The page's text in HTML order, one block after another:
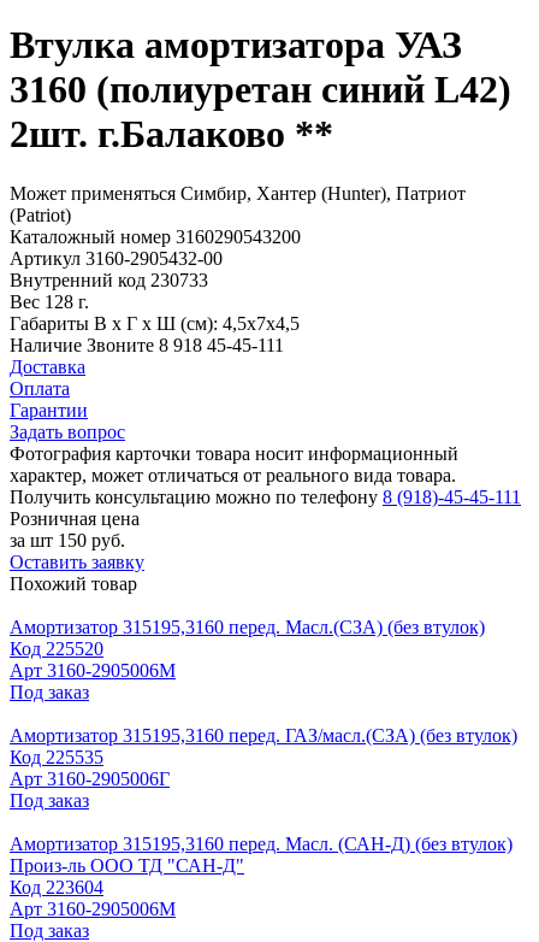
Втулка амортизатора УАЗ
3160 (полиуретан синий L42)
2шт. г.Балаково **
Может применяться Симбир, Хантер (Hunter), Патриот
(Patriot)
Каталожный номер 3160290543200
Артикул 3160-2905432-00
Внутренний код 230733
Вес 128 г.
Габариты В х Г х Ш (см): 4,5х7х4,5
Наличие Звоните 8 918 45-45-111
Доставка
Оплата
Гарантии
Задать вопрос
Фотография карточки товара носит информационный
характер, может отличаться от реального вида товара.
Получить консультацию можно по телефону 8 (918)-45-45-111
Розничная цена
за шт 150 руб.
Оставить заявку
Похожий товар
Амортизатор 315195,3160 перед. Масл.(СЗА) (без втулок)
Код 225520
Арт 3160-2905006М
Под заказ
Амортизатор 315195,3160 перед. ГАЗ/масл.(СЗА) (без втулок)
Код 225535
Арт 3160-2905006Г
Под заказ
Амортизатор 315195,3160 перед. Масл. (САН-Д) (без втулок)
Произ-ль ООО ТД "САН-Д"
Код 223604
Арт 3160-2905006М
Под заказ